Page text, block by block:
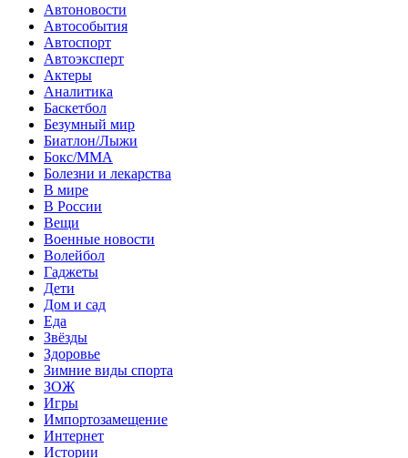
Автоновости
Автособытия
Автоспорт
Автоэксперт
Актеры
Аналитика
Баскетбол
Безумный мир
Биатлон/Лыжи
Бокс/MMA
Болезни и лекарства
В мире
В России
Вещи
Военные новости
Волейбол
Гаджеты
Дети
Дом и сад
Еда
Звёзды
Здоровье
Зимние виды спорта
ЗОЖ
Игры
Импортозамещение
Интернет
Истории